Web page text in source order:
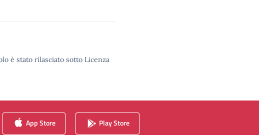
è stato rilasciato sotto Licenza
App Store Play Store